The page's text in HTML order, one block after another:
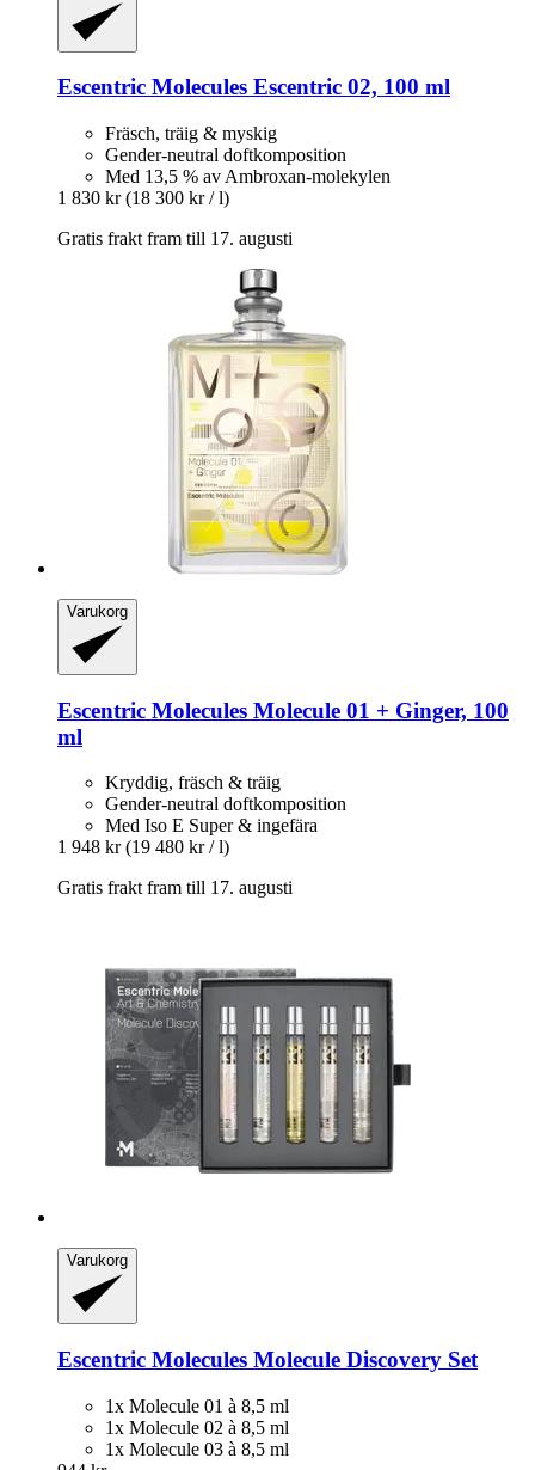
Escentric Molecules Escentric 02, 100 ml
Fräsch, träig & myskig
Gender-neutral doftkomposition
Med 13,5 % av Ambroxan-molekylen
1 830 kr (18 300 kr / l)
Gratis frakt fram till 17. augusti
Varukorg
Escentric Molecules Molecule 01 + Ginger, 100
ml
Kryddig, fräsch & träig
Gender-neutral doftkomposition
Med Iso E Super & ingefära
1 948 kr (19 480 kr / l)
Gratis frakt fram till 17. augusti
Varukorg
Escentric Molecules Molecule Discovery Set
1x Molecule 01 à 8,5 ml
1x Molecule 02 à 8,5 ml
1x Molecule 03 à 8,5 ml